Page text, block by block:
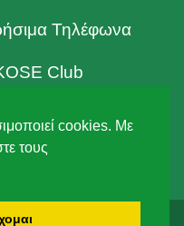
cookies. Με
τους
Τηλέφωνα
Club
Χρήσης